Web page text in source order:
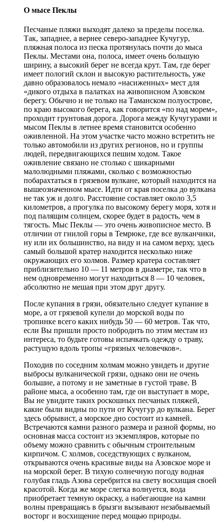
О мысе Пеклы
Песчаные пляжи выходят далеко за пределы поселка.
Так, западнее, а вернее северо-западнее Кучугур,
пляжная полоса из песка протянулась почти до мыса
Пеклы. Местами она, полоса, имеет очень большую
ширину, а высокий берег не всегда крут. Там, где берег
имеет пологий склон и высокую растительность, уже
давно образовалось немало «насиженных» мест для
«дикого отдыха в палатках на живописном Азовском
берегу. Обычно и не только на Таманском полуострове,
по краю высокого берега, как говорится «по над морем»,
проходит грунтовая дорога. Дорога между Кучугурами и
мысом Пеклы в летнее время становится особенно
оживленной. На этом участке часто можно встретить не
только автомобили из других регионов, но и группы
людей, передвигающихся пешим ходом. Такое
оживление связано не столько с шикарными
малолюдными пляжами, сколько с возможностью
побарахтаться в грязевом вулкане, который находится на
вышеозначенном мысе. Идти от края поселка до вулкана
не так уж и долго. Расстояние составляет около 3,5
километров, а прогулка по высокому берегу моря, хотя и
под палящим солнцем, скорее будет в радость, чем в
тягость. Мыс Пеклы — это очень живописное место. В
отличии от гнилой горы в Темрюке, где все вулканчики,
ну или их большинство, на виду и на самом верху, здесь
самый большой кратер находится несколько ниже
окружающих его холмов. Размер кратера составляет
приблизительно 10 — 11 метров в диаметре, так что в
нем одновременно могут находиться 8 — 10 человек,
абсолютно не мешая при этом друг другу.
После купания в грязи, обязательно следует купание в
море, а от грязевой купели до морской воды по
тропинке всего каких нибудь 50 — 60 метров. Так что,
если Вы пришли просто побродить по этим местам из
интереса, то будьте готовы испачкать одежду о траву,
растущую вдоль тропы «грязных человечков».
Походив по соседним холмам можно увидеть и другие
выбросы вулканической грязи, однако они не очень
большие, а потому и не заметные в густой траве. В
районе мыса, а особенно там, где он выступает в море,
Вы не увидите таких роскошных песчаных пляжей,
какие были видны по пути от Кучугур до вулкана. Берег
здесь обрывист, а морское дно состоит из камней.
Встречаются камни разного размера и разной формы, но
основная масса состоит из экземпляров, которые по
объему можно сравнить с обычным строительным
кирпичом. С холмов, соседствующих с вулканом,
открываются очень красивые виды на Азовское море и
на морской берег. В тихую солнечную погоду водная
голубая гладь Азова серебрится на свету восхищая своей
красотой. Когда же море слегка волнуется, вода
приобретает темную окраску, а набегающие на камни
волны превращаясь в брызги вызывают незабываемый
восторг и восхищение перед мощью природы.